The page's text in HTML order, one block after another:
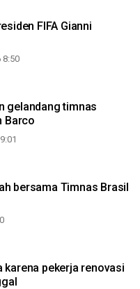
FIFA Gianni
8:50
gelandang timnas
Barco
bersama Timnas Brasil
karena pekerja renovasi